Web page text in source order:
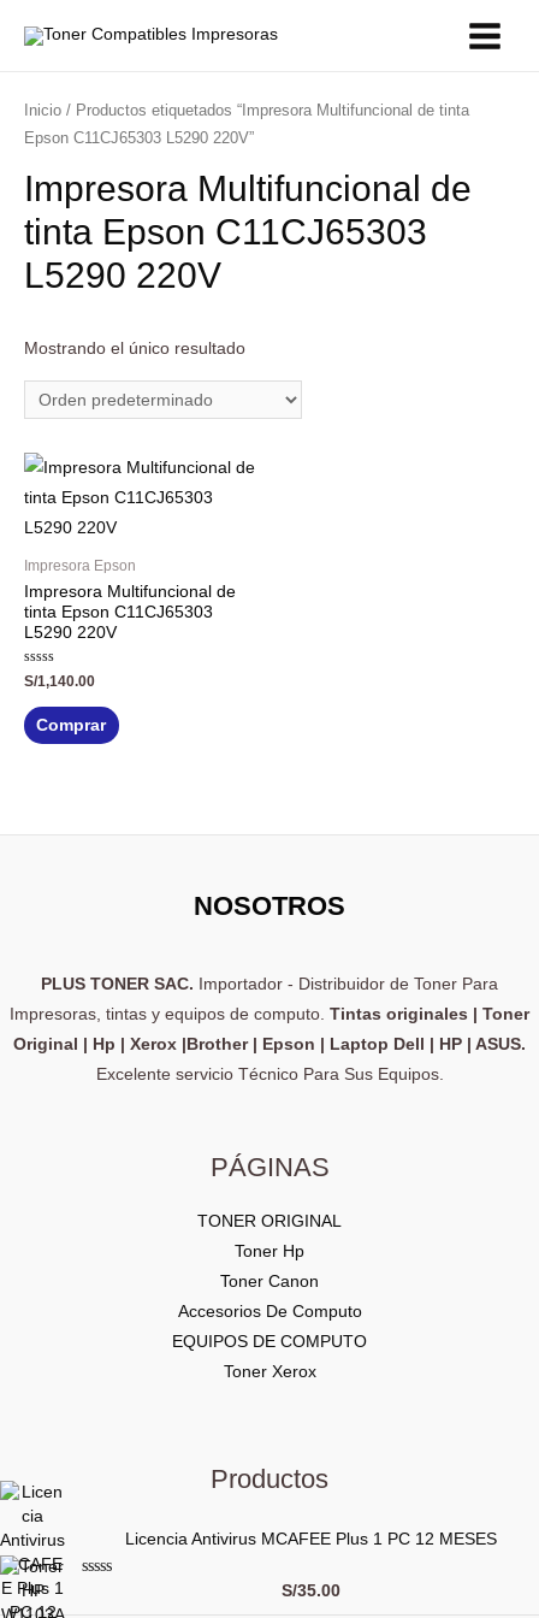
Inicio / Productos etiquetados “Impresora Multifuncional de tinta
Epson C11CJ65303 L5290 220V”
Impresora Multifuncional de
tinta Epson C11CJ65303
L5290 220V
Mostrando el único resultado
Impresora Epson
Impresora Multifuncional de
tinta Epson C11CJ65303
L5290 220V
Valorado
con
de
5
S/1,140.00
Comprar
NOSOTROS
PLUS TONER SAC. Importador - Distribuidor de Toner Para
Impresoras, tintas y equipos de computo. Tintas originales | Toner
Original | Hp | Xerox |Brother | Epson | Laptop Dell | HP | ASUS.
Excelente servicio Técnico Para Sus Equipos.
PÁGINAS
TONER ORIGINAL
Toner Hp
Toner Canon
Accesorios De Computo
EQUIPOS DE COMPUTO
Toner Xerox
Productos
Licencia Antivirus MCAFEE Plus 1 PC 12 MESES
S/35.00